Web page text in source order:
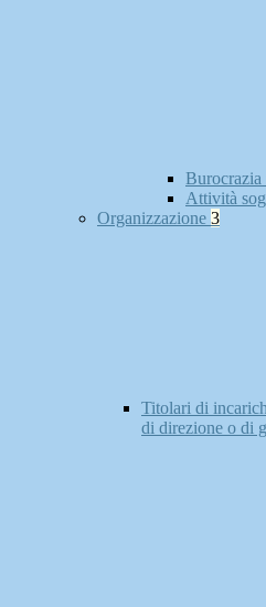
Burocrazia
Attività
Organizzazione 3
Titolari di
di direzione o di